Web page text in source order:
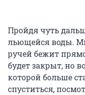
Пройдя чуть
льющейся воды.
ручей бежит
будет закрыт, но
которой больше
спуститься,